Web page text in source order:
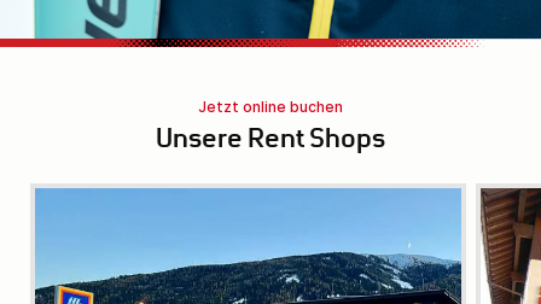
Jetzt online buchen
Unsere Rent Shops